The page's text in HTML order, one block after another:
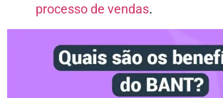
processo de vendas.